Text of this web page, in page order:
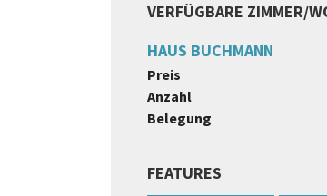
VERFÜGBARE ZIMMER/
HAUS BUCHMANN
Preis
Anzahl
Belegung
FEATURES